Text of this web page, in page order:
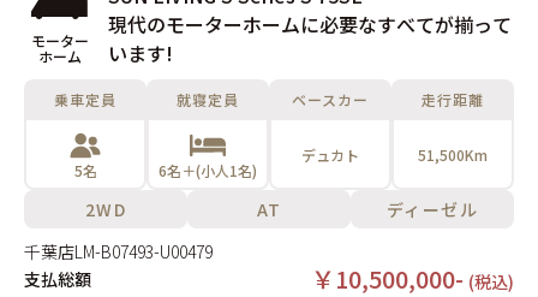
モーター
ホーム
現代のモーターホームに必要なすべてが揃って
います!
乗車定員
5名
就寝定員
6名＋(小人1名)
ベースカー
デュカト
走行距離
51,500Km
2WD AT
ディーゼル
千葉店LM-B07493-U00479
支払総額
￥10,500,000- (税込)